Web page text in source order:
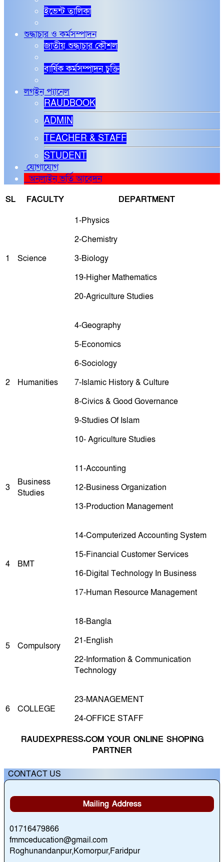
ইভেন্ট তালিকা
শুদ্ধাচার ও কর্মসম্পাদন
জাতীয় শুদ্ধাচার কৌশল
বার্ষিক কর্মসম্পাদন চুক্তি
লগইন প্যানেল
RAUDBOOK
ADMIN
TEACHER & STAFF
STUDENT
যোগাযোগ
অনলাইন ভর্তি আবেদন
SL FACULTY DEPARTMENT
1 Science
1-Physics
2-Chemistry
3-Biology
19-Higher Mathematics
20-Agriculture Studies
2 Humanities
4-Geography
5-Economics
6-Sociology
7-Islamic History & Culture
8-Civics & Good Governance
9-Studies Of Islam
10- Agriculture Studies
3
Business
Studies
11-Accounting
12-Business Organization
13-Production Management
4 BMT
14-Computerized Accounting System
15-Financial Customer Services
16-Digital Technology In Business
17-Human Resource Management
5 Compulsory
18-Bangla
21-English
22-Information & Communication
Technology
6 COLLEGE
23-MANAGEMENT
24-OFFICE STAFF
RAUDEXPRESS.COM YOUR ONLINE SHOPING
PARTNER
CONTACT US
Mailing Address
01716479866
fmmceducation@gmail.com
Roghunandanpur,Komorpur,Faridpur